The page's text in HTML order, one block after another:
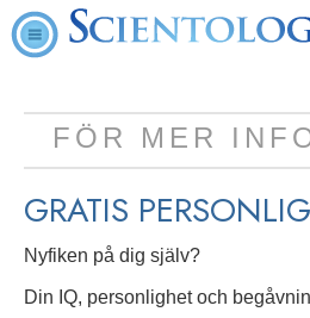
FÖR MER
GRATIS
Nyfiken på dig själv?
Din IQ, personlighet och